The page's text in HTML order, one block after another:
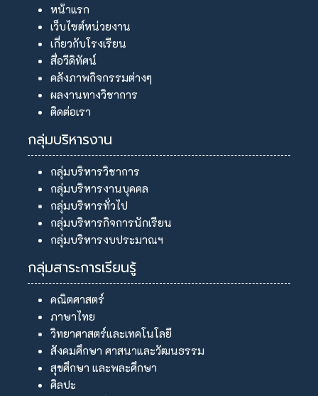
หน้าแรก
เว็บไซต์หน่วยงาน
เกี่ยวกับโรงเรียน
สื่อวีดิทัศน์
คลังภาพกิจกรรมต่างๆ
ผลงานทางวิชาการ
ติดต่อเรา
กลุ่มบริหารงาน
กลุ่มบริหารวิชาการ
กลุ่มบริหารงานบุคคล
กลุ่มบริหารทั่วไป
กลุ่มบริหารกิจการนักเรียน
กลุ่มบริหารงบประมาณฯ
กลุ่มสาระการเรียนรู้
คณิตศาสตร์
ภาษาไทย
วิทยาศาสตร์และเทคโนโลยี
สังคมศึกษา ศาสนาและวัฒนธรรม
สุขศึกษา และพละศึกษา
ศิลปะ